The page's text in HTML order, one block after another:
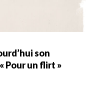
son
Pour un flirt »